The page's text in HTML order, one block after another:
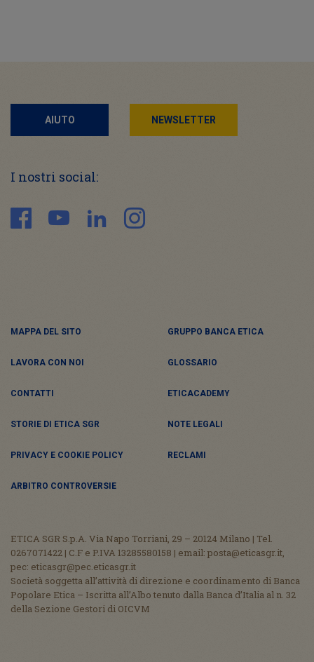
AIUTO NEWSLETTER
I nostri social:
MAPPA DEL SITO GRUPPO BANCA ETICA
LAVORA CON NOI GLOSSARIO
CONTATTI ETICACADEMY
STORIE DI ETICA SGR NOTE LEGALI
PRIVACY E COOKIE POLICY RECLAMI
ARBITRO CONTROVERSIE
ETICA SGR S.p.A. Via Napo Torriani, 29 – 20124 Milano | Tel.
0267071422 | C.F e P.IVA 13285580158 | email: posta@eticasgr.it,
pec: eticasgr@pec.eticasgr.it
Società soggetta all’attività di direzione e coordinamento di Banca
Popolare Etica – Iscritta all’Albo tenuto dalla Banca d’Italia al n. 32
della Sezione Gestori di OICVM